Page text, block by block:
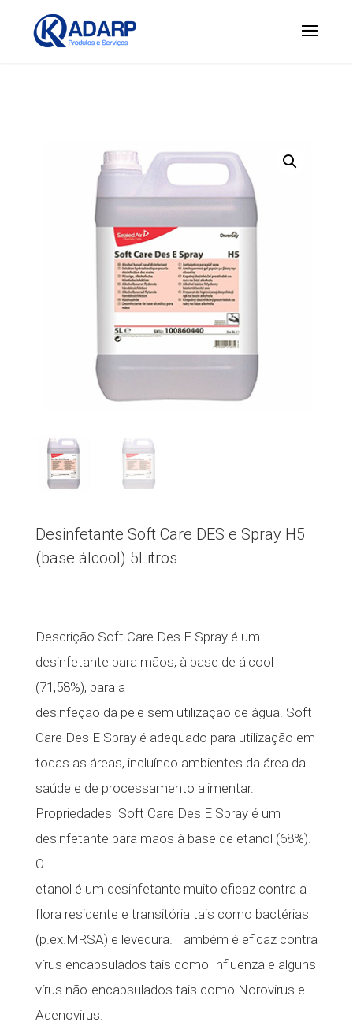
Desinfetante Soft Care DES e Spray H5
(base álcool) 5Litros
Descrição Soft Care Des E Spray é um
desinfetante para mãos, à base de álcool
(71,58%), para a
desinfeção da pele sem utilização de água. Soft
Care Des E Spray é adequado para utilização em
todas as áreas, incluíndo ambientes da área da
saúde e de processamento alimentar.
Propriedades  Soft Care Des E Spray é um
desinfetante para mãos à base de etanol (68%).
O
etanol é um desinfetante muito eficaz contra a
flora residente e transitória tais como bactérias
(p.ex.MRSA) e levedura. Também é eficaz contra
vírus encapsulados tais como Influenza e alguns
vírus não-encapsulados tais como Norovirus e
Adenovirus.